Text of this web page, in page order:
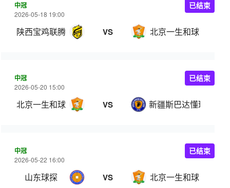
中冠
2026-05-18 19:00
陕西宝鸡联腾 VS 北京一生和球
已结束
中冠
2026-05-20 15:00
北京一生和球 VS 新疆斯巴达懂球哥
已结束
中冠
2026-05-22 16:00
山东球探 VS 北京一生和球
已结束